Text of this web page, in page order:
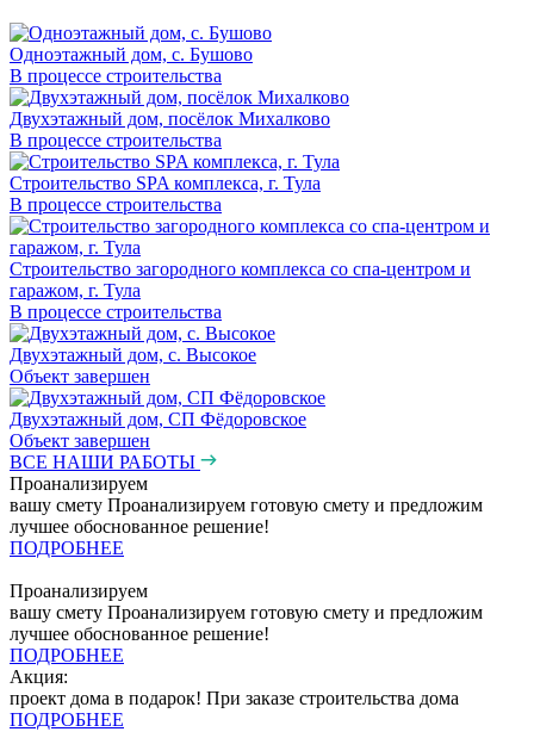
Одноэтажный дом, с. Бушово
В процессе строительства
Двухэтажный дом, посёлок Михалково
В процессе строительства
Строительство SPA комплекса, г. Тула
В процессе строительства
Строительство загородного комплекса со спа-центром и
гаражом, г. Тула
В процессе строительства
Двухэтажный дом, с. Высокое
Объект завершен
Двухэтажный дом, СП Фёдоровское
Объект завершен
ВСЕ НАШИ РАБОТЫ
Проанализируем
вашу смету Проанализируем готовую смету и предложим
лучшее обоснованное решение!
ПОДРОБНЕЕ
Проанализируем
вашу смету Проанализируем готовую смету и предложим
лучшее обоснованное решение!
ПОДРОБНЕЕ
Акция:
проект дома в подарок! При заказе строительства дома
ПОДРОБНЕЕ